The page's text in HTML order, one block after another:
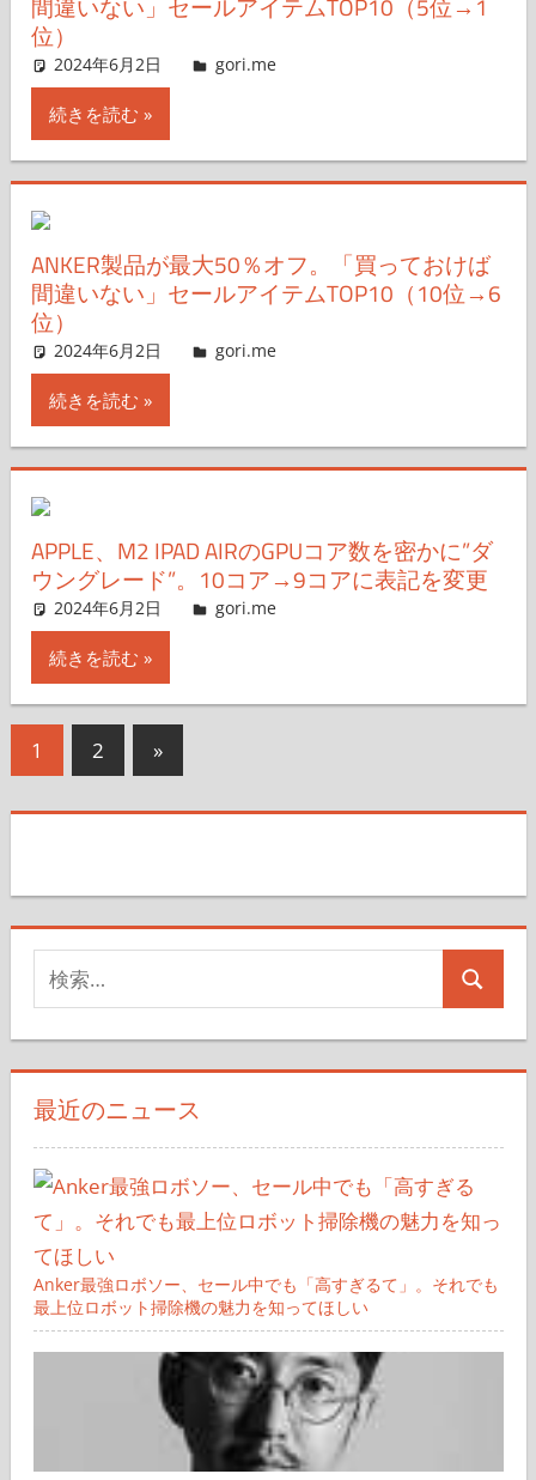
位）
2024年6月2日 g.O.R.i
gori.me
続きを読む
ANKER製品が最大50％オフ。「買っておけば
間違いない」セールアイテムTOP10（10位→6
位）
2024年6月2日 g.O.R.i
gori.me
続きを読む
APPLE、M2 IPAD AIRのGPUコア数を密かに”ダ
ウングレード”。10コア→9コアに表記を変更
2024年6月2日 g.O.R.i
gori.me
続きを読む
投
ペ
ー
り
1 2
次
の
記
»
索
対
象:
検
最近のニュース
Anker最強ロボソー、セール中でも「高すぎるて」。それでも
最上位ロボット掃除機の魅力を知ってほしい